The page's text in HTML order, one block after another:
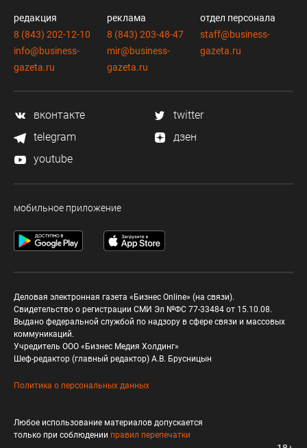
редакция
8 (843) 202-12-10
info@business-
gazeta.ru
реклама
8 (843) 203-48-47
mir@business-
gazeta.ru
отдел персонала
staff@business-
gazeta.ru
вконтакте
twitter
telegram
дзен
youtube
мобильное приложение
Деловая электронная газета «Бизнес Online» (на связи).
Свидетельство о регистрации СМИ Эл №ФС 77-33484 от 15.10.08.
Выдано федеральной службой по надзору в сфере связи и массовых
коммуникаций.
Учредитель ООО «Бизнес Медия Холдинг»
Шеф-редактор (главный редактор) А.В. Брусницын
Политика о персональных данных
Любое использование материалов допускается
только при соблюдении правил перепечатки